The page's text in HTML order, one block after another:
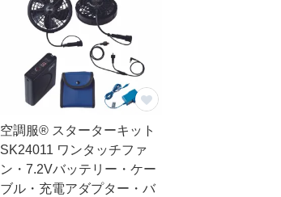
空調服® スターターキット
SK24011 ワンタッチファ
ン・7.2Vバッテリー・ケー
ブル・充電アダプター・バ